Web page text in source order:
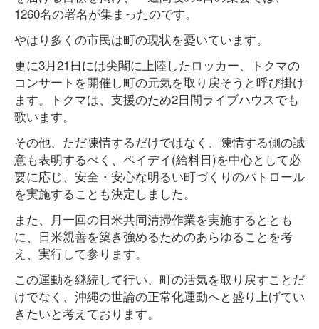
1260名の署名が集まったのです。
やはり多くの市民は町の現状を憂いています。
更に3月21日には尖閣に上陸したロッカー、トクマの
コンサートを開催し町の元気を取り戻そうと呼び掛け
ます。トクマは、支援のため2日間ライブハウスでも
歌います。
その他、ただ陳情するだけではなく、陳情する側の誠
意も表明するべく、ペイデイ(給料日)を中心として必
要に応じ、安全・安心な明るい町づくりのパトロール
を実施することも決定しました。
また、月一回の日米共同清掃作業を実施するととも
に、日米親善を築き強めるためのあらゆることを考
え、実行して参ります。
この運動を継続して行い、町の活気を取り戻すことだ
けでなく、沖縄の世論の正常化運動へと盛り上げてい
きたいと考えております。